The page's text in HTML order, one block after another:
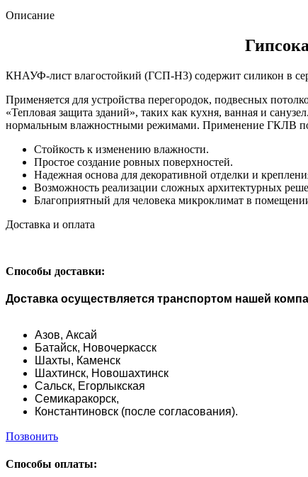
Описание
КНАУФ-лист влагостойкий (ГСП-Н3) содержит силикон в
Применяется для устройства перегородок, подвесных
«Тепловая защита зданий», таких как кухня, ванная и
нормальным влажностными режимами. Применение ГКЛВ
Стойкость к изменению влажности.
Простое создание ровных поверхностей.
Надежная основа для декоративной отделки и
Возможность реализации сложных архитектурных
Благоприятный для человека микроклимат в
Доставка и оплата
Способы доставки:
Доставка осуществляется транспортом нашей
Азов, Аксай
Батайск, Новочеркасск
Шахты, Каменск
Шахтинск, Новошахтинск
Сальск, Егорлыкская
Семикаракорск,
Константиновск (после согласования).
Позвонить
Способы оплаты: